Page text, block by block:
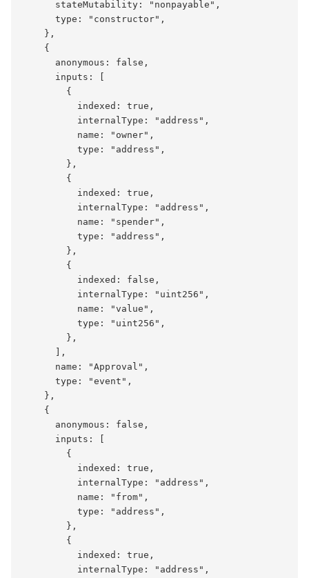
      stateMutability: "nonpayable",
      type: "constructor",
    },
    {
      anonymous: false,
      inputs: [
        {
          indexed: true,
          internalType: "address",
          name: "owner",
          type: "address",
        },
        {
          indexed: true,
          internalType: "address",
          name: "spender",
          type: "address",
        },
        {
          indexed: false,
          internalType: "uint256",
          name: "value",
          type: "uint256",
        },
      ],
      name: "Approval",
      type: "event",
    },
    {
      anonymous: false,
      inputs: [
        {
          indexed: true,
          internalType: "address",
          name: "from",
          type: "address",
        },
        {
          indexed: true,
          internalType: "address",